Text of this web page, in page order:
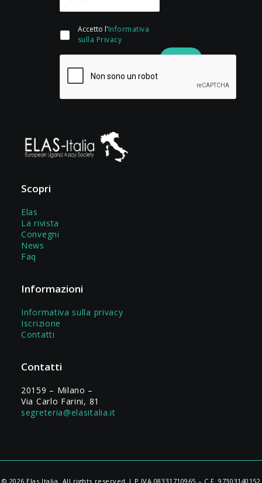
Accetto l'Informativa
sulla Privacy
Scopri
Elas
La rivista
Convegni
News
Faq
Informazioni
Informativa sulla privacy
Iscrizione
Contatti
Contatti
20159 – Milano –
Via Carlo Farini, 81
segreteria@elasitalia.it
© 2026 Elas Italia. All rights reserved | P.IVA 08331710965 – C.F. 97303140152